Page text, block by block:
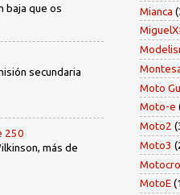
baja que os
secundaria
250
más de
Mianca
Moto
Moto-e
Moto2
Moto3
MotoE